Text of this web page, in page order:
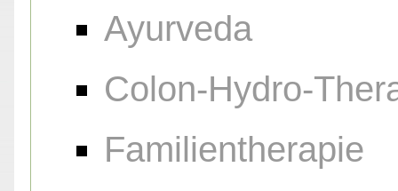
Ayurveda
Colon-Hydro-
Familientherapie